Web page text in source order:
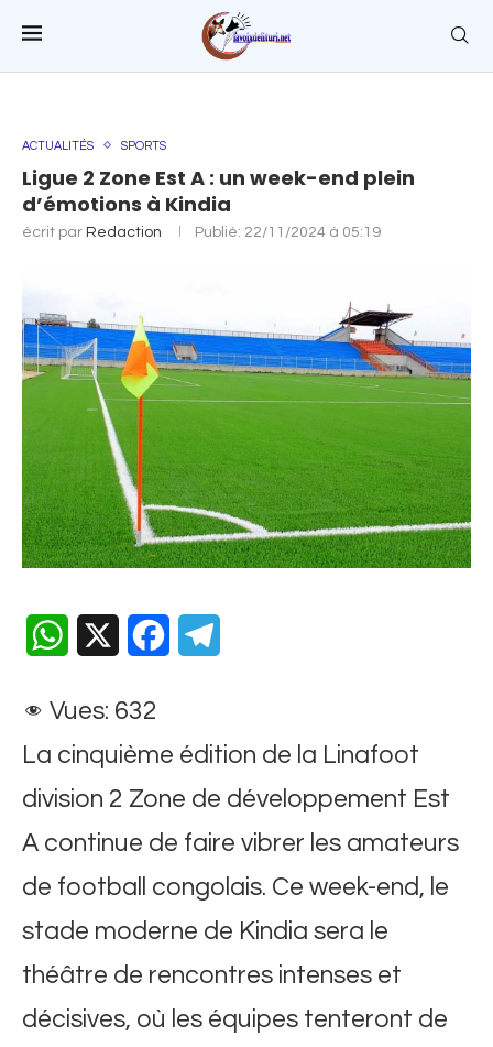
ACTUALITÉS SPORTS
Ligue 2 Zone Est A : un week-end plein
d’émotions à Kindia
écrit par Redaction Publié: 22/11/2024 à 05:19
WhatsApp Facebook
Vues: 632
La cinquième édition de la Linafoot
division 2 Zone de développement Est
A continue de faire vibrer les amateurs
de football congolais. Ce week-end, le
stade moderne de Kindia sera le
théâtre de rencontres intenses et
décisives, où les équipes tenteront de